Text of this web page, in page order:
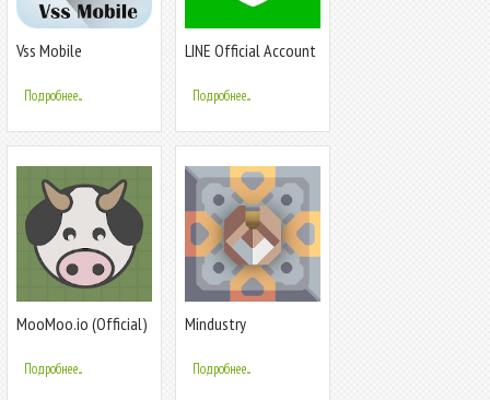
Vss Mobile
Подробнее...
LINE Official Account
Подробнее...
MooMoo.io (Official)
Подробнее...
Mindustry
Подробнее...